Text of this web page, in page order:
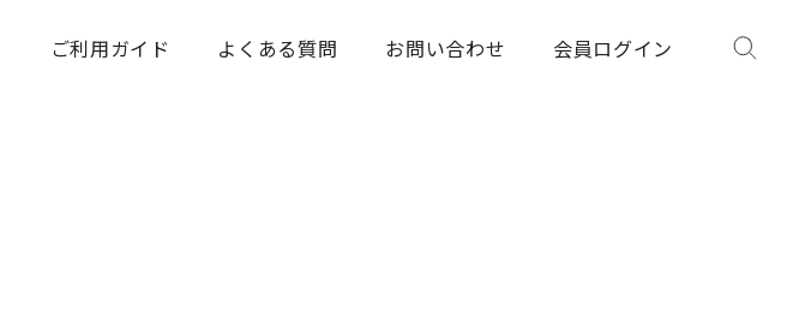
ご利用ガイド よくある質問 お問い合わせ 会員ログイン